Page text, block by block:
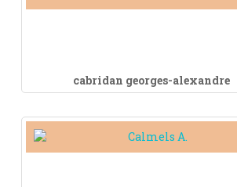
cabridan georges-alexandre